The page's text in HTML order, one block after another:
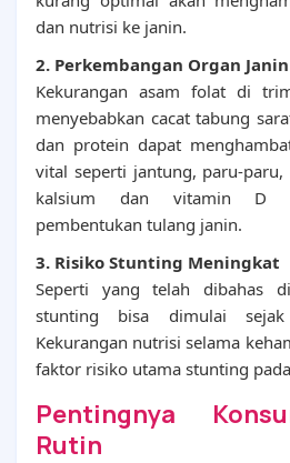
dan nutrisi ke janin.
2. Perkembangan Organ
Kekurangan asam folat di
menyebabkan cacat tabung
dan protein dapat
vital seperti jantung, paru-paru,
kalsium dan vitamin D
pembentukan tulang janin.
3. Risiko Stunting Meningkat
Seperti yang telah dibahas
stunting bisa dimulai sejak
Kekurangan nutrisi selama
faktor risiko utama stunting
Pentingnya
Rutin